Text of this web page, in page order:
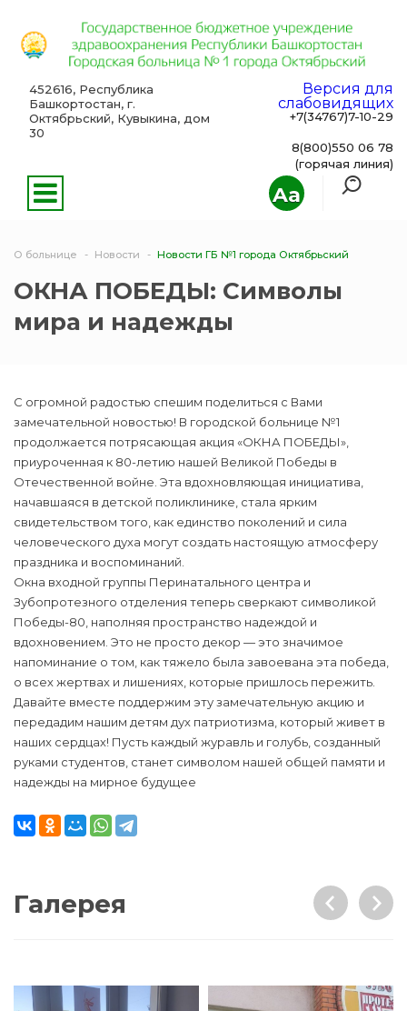
Aa
452616, Республика
Башкортостан, г.
Октябрьский, Кувыкина, дом
30
Версия для
слабовидящих
+7(34767)7-10-29
8(800)550 06 78
(горячая линия)
О больнице Новости Новости ГБ №1 города Октябрьский
ОКНА ПОБЕДЫ: Символы
мира и надежды
С огромной радостью спешим поделиться с Вами
замечательной новостью! В городской больнице №1
продолжается потрясающая акция «ОКНА ПОБЕДЫ»,
приуроченная к 80-летию нашей Великой Победы в
Отечественной войне. Эта вдохновляющая инициатива,
начавшаяся в детской поликлинике, стала ярким
свидетельством того, как единство поколений и сила
человеческого духа могут создать настоящую атмосферу
праздника и воспоминаний.
Окна входной группы Перинатального центра и
Зубопротезного отделения теперь сверкают символикой
Победы-80, наполняя пространство надеждой и
вдохновением. Это не просто декор — это значимое
напоминание о том, как тяжело была завоевана эта победа,
о всех жертвах и лишениях, которые пришлось пережить.
Давайте вместе поддержим эту замечательную акцию и
передадим нашим детям дух патриотизма, который живет в
наших сердцах! Пусть каждый журавль и голубь, созданный
руками студентов, станет символом нашей общей памяти и
надежды на мирное будущее
Галерея